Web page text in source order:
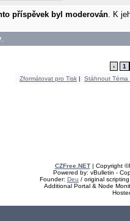
příspěvek byl moderován. K
‹
1
Zformátovat pro Tisk | Stáhnout Téma
CZFree.NET| Copyright
Powered by: vBulletin -
Founder: Deu / original
Additional Portal & Node